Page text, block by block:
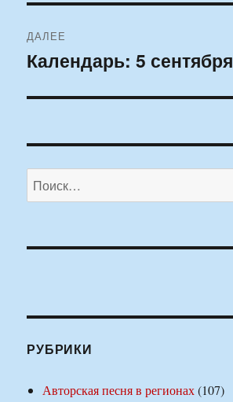
ДАЛЕЕ
Следующая
Календарь: 5 сентября
Искать:
РУБРИКИ
Авторская песня в регионах(107)